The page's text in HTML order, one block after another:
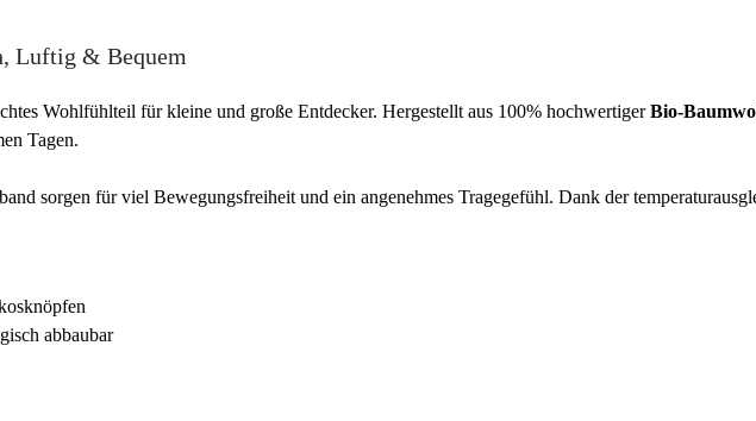
Luftig & Bequem
Wohlfühlteil für kleine und große Entdecker. Hergestellt aus 100% hochwertigerBio-
Tagen.
sorgen für viel Bewegungsfreiheit und ein angenehmes Tragegefühl. Dank der
abbaubar